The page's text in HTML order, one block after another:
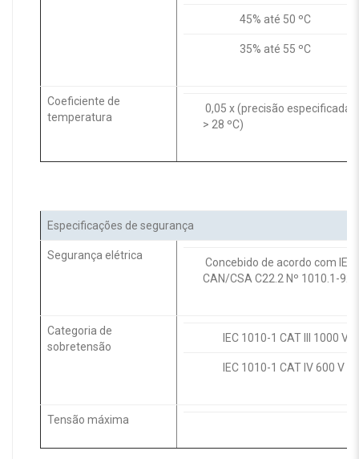
45% até 50 ºC
35% até 55 ºC
Coeficiente de
temperatura
0,05 x (precisão
> 28 ºC)
Especificações de segurança
Segurança elétrica
Concebido de acordo com
CAN/CSA C22.2 Nº 1010.1-92
Categoria de
sobretensão
IEC 1010-1 CAT III 1000 V
IEC 1010-1 CAT IV 600 V
Tensão máxima